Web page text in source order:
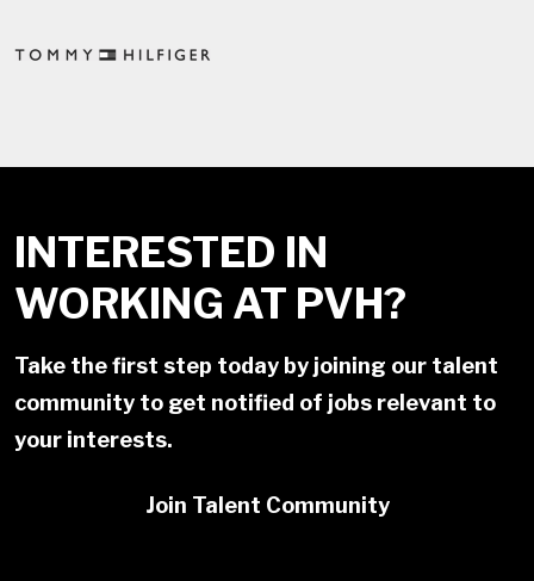
INTERESTED IN
WORKING AT PVH?
Take the first step today by joining our talent
community to get notified of jobs relevant to
your interests.
Join Talent Community